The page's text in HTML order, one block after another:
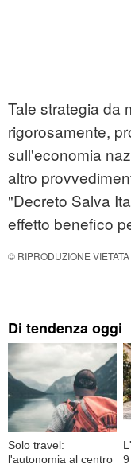
Tale strategia da
rigorosamente,
sull'economia
altro
"Decreto Salva
effetto benefico
© RIPRODUZIONE VIETATA
Di tendenza oggi
Solo travel:
l'autonomia al centro